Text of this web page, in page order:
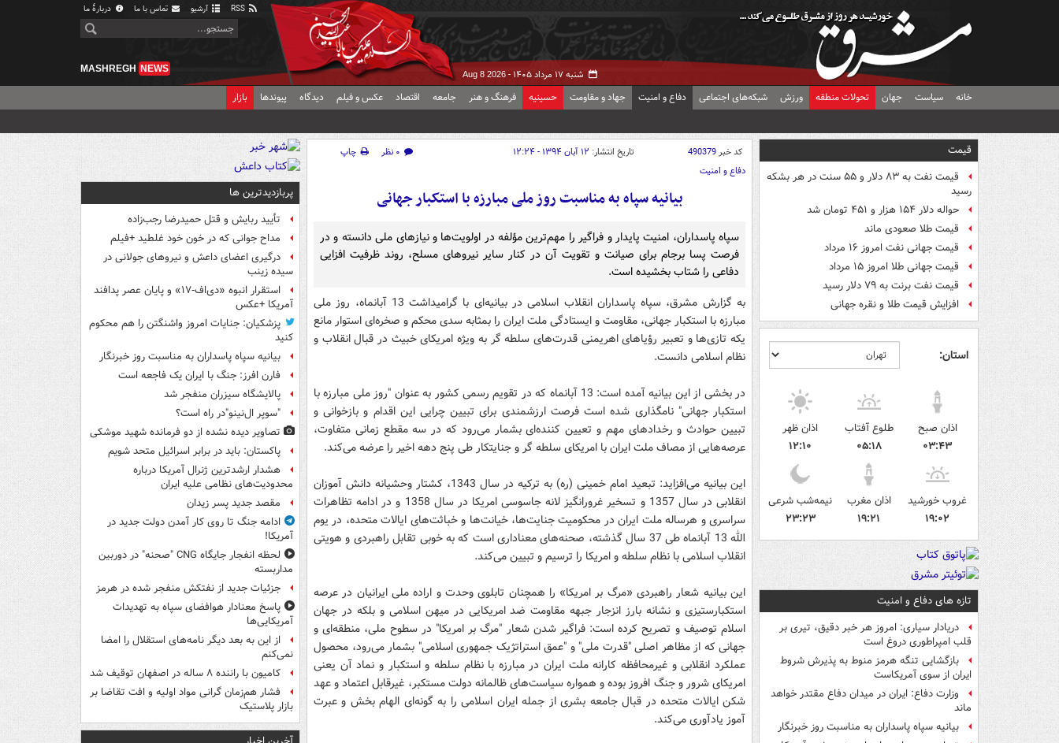
آرشیو تماس با ما دربارهٔ ما
شنبه ۱۷ مرداد ۱۴۰۵ - Aug 8 2026
MASHREGH NEWS
خانه سیاست جهان تحولات منطقه ورزش شبکه‌های اجتماعی دفاع و امنیت جهاد و مقاومت حسینیه فرهنگ و هنر جامعه اقتصاد عکس و فیلم دیدگاه پیوندها بازار
قیمت
قیمت نفت به ۸۳ دلار و ۵۵ سنت در هر بشکه
رسید
حواله دلار ۱۵۴ هزار و ۴۵۱ تومان شد
قیمت طلا صعودی ماند
قیمت جهانی نفت امروز ۱۶ مرداد
قیمت جهانی طلا امروز ۱۵ مرداد
قیمت نفت برنت به ۷۹ دلار رسید
افزایش قیمت طلا و نقره جهانی
استان:
اذان صبح
۰۳:۴۳
طلوع آفتاب
۰۵:۱۸
اذان ظهر
۱۲:۱۰
غروب خورشید
۱۹:۰۲
اذان مغرب
۱۹:۲۱
نیمه‌شب شرعی
۲۳:۲۳
تازه های دفاع و امنیت
دریادار سیاری: امروز هر خبر دقیق، تیری بر
قلب امپراطوری دروغ است
بازگشایی تنگه هرمز منوط به پذیرش شروط
ایران از سوی آمریکاست
وزارت دفاع: ایران در میدان دفاع مقتدر خواهد
ماند
بیانیه سپاه پاسداران به مناسبت روز خبرنگار
کد خبر490379 تاریخ انتشار: ۱۲ آبان ۱۳۹۴ - ۱۲:۲۴ ۰ نظر
چاپ
دفاع و امنیت
بیانیه سپاه به مناسبت روز ملی مبارزه با استکبار جهانی
سپاه پاسداران، امنیت پایدار و فراگیر را مهم‌ترین مؤلفه در اولویت‌ها و نیازهای ملی دانسته و در
فرصت پسا برجام برای صیانت و تقویت آن در کنار سایر نیروهای مسلح، روند ظرفیت افزایی
دفاعی را شتاب بخشیده است.
به گزارش مشرق، سپاه پاسداران انقلاب اسلامی در بیانیه‌ای با گرامیداشت 13 آبانماه، روز ملی
مبارزه با استکبار جهانی، مقاومت و ایستادگی ملت ایران را بمثابه‌ سدی محکم و صخره‌ای استوار مانع
یکه تازی‌ها و تعبیر رؤیاهای اهریمنی قدرت‌های سلطه گر به ویژه امریکای خبیث در قبال انقلاب و
نظام اسلامی دانست.
در بخشی از این بیانیه آمده است: 13 آبانماه که در تقویم رسمی کشور به عنوان "روز ملی مبارزه با
استکبار جهانی" نامگذاری شده است فرصت ارزشمندی برای تبیین چرایی این اقدام و بازخوانی و
تبیین حوادث و رخدادهای مهم و تعیین کننده‌ای بشمار می‌رود که در سه مقطع زمانی متفاوت،
عرصه‌هایی از مصاف ملت ایران با امریکای سلطه گر و جنایتکار طی پنج دهه اخیر را عرضه می‌کند.
این بیانیه می‌افزاید: تبعید امام خمینی (ره) به ترکیه در سال 1343، کشتار وحشیانه دانش آموزان
انقلابی در سال 1357 و تسخیر غرورانگیز لانه جاسوسی امریکا در سال 1358 و در ادامه تظاهرات
سراسری و هرساله ملت ایران در محکومیت جنایت‌ها، خیانت‌ها و خباثت‌های ایالات متحده، در یوم
الله 13 آبانماه طی 37 سال گذشته، صحنه‌های معناداری است که به خوبی تقابل راهبردی و هویتی
انقلاب اسلامی با نظام سلطه و امریکا را ترسیم و تبیین می‌کند.
این بیانیه شعار راهبردی «مرگ بر امریکا» را همچنان تابلوی وحدت و اراده ملی ایرانیان در عرصه‌
استکبارستیزی و نشانه‌ بارز انزجار جبهه مقاومت ضد امریکایی در میهن اسلامی و بلکه در جهان
اسلام توصیف و تصریح کرده است: فراگیر شدن شعار "مرگ بر امریکا" در سطوح ملی، منطقه‌ای و
جهانی که از مظاهر اصلی "قدرت ملی" و "عمق استراتژیک جمهوری اسلامی" بشمار می‌رود، محصول
عملکرد انقلابی و غیرمحافظه کارانه‌ ملت ایران در مبارزه با نظام سلطه و استکبار و نماد آن یعنی
امریکای شرور و جنگ افروز بوده و همواره سیاست‌های ظالمانه دولت مستکبر، غیرقابل اعتماد و عهد
شکن ایالات متحده در قبال جامعه‌ بشری از جمله ایران اسلامی را به گونه‌ای الهام بخش و عبرت
آموز یادآوری می‌کند.
پربازدیدترین ها
تأیید ربایش و قتل حمیدرضا رجب‌زاده
مداح جوانی که در خون خود غلطید +فیلم
درگیری اعضای داعش و نیروهای جولانی در
سیده زینب
استقرار انبوه «دی‌اف‑۱۷» و پایان عصر پدافند
آمریکا +عکس
پزشکیان: جنایات امروز واشنگتن را هم محکوم
کنید
بیانیه سپاه پاسداران به مناسبت روز خبرنگار
فارن افرز: جنگ با ایران یک فاجعه است
پالایشگاه سیزران منفجر شد
"سوپر ال‌نینو"در راه است؟
تصاویر دیده‌ نشده از دو فرمانده شهید موشکی
پاکستان: باید در برابر اسرائیل متحد شویم
هشدار ارشدترین ژنرال آمریکا درباره
محدودیت‌های نظامی علیه ایران
مقصد جدید پسر زیدان
ادامه جنگ تا روی کار آمدن دولت جدید در
آمریکا!
لحظه انفجار جایگاه CNG "صحنه" در دوربین
مداربسته
جزئیات جدید از نفتکش منفجر شده در هرمز
پاسخ معنادار هوافضای سپاه به تهدیدات
آمریکایی‌ها
از این به بعد دیگر نامه‌های استقلال را امضا
نمی‌کنم
کامیون با راننده ۸ ساله در اصفهان توقیف شد
فشار هم‌زمان گرانی مواد اولیه و افت تقاضا بر
بازار پلاستیک